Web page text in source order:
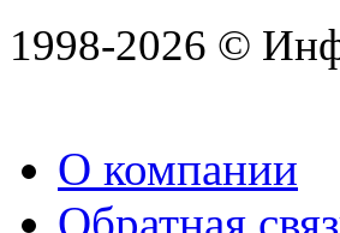
1998-2026 ©
О компании
Обратная